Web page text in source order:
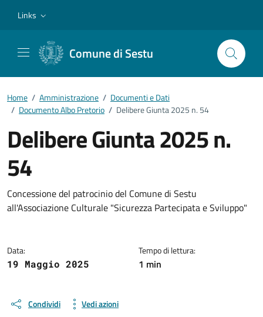
Links
Comune di Sestu
Home / Amministrazione / Documenti e Dati
/ Documento Albo Pretorio / Delibere Giunta 2025 n. 54
Delibere Giunta 2025 n.
54
Dettagli del documento
Concessione del patrocinio del Comune di Sestu
all'Associazione Culturale "Sicurezza Partecipata e Sviluppo"
Data:
19 Maggio 2025
Tempo di lettura:
1 min
Condividi Vedi azioni